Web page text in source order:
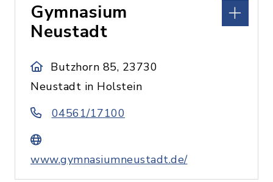
Gymnasium
Neustadt
Butzhorn 85, 23730
Neustadt in Holstein
04561/17100
www.gymnasiumneustadt.de/